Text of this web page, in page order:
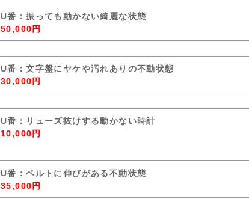
U番：振っても動かない綺麗な状態
50,000円
U番：文字盤にヤケや汚れありの不動状態
30,000円
U番：リューズ抜けする動かない時計
10,000円
U番：ベルトに伸びがある不動状態
35,000円